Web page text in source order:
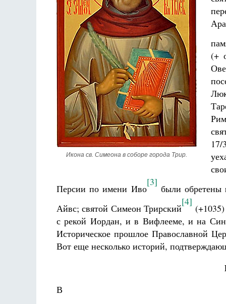
Икона св. Симеона в соборе города Трир.
(+
Персии по имени Иво
[3]
были обретены
Айвс; святой Симеон Трирский
[4]
с рекой Иордан, и в Вифлееме, и на
Историческое прошлое Православной
Вот еще несколько историй,
В